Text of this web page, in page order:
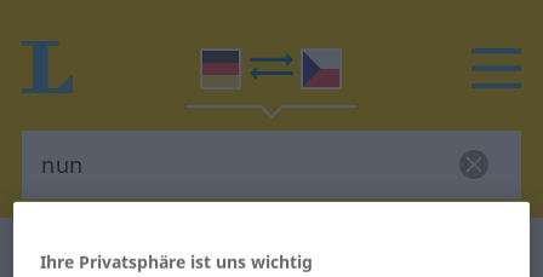
Deutsch-Tschechisch Wörterbuch
Ihre Privatsphäre ist uns wichtig